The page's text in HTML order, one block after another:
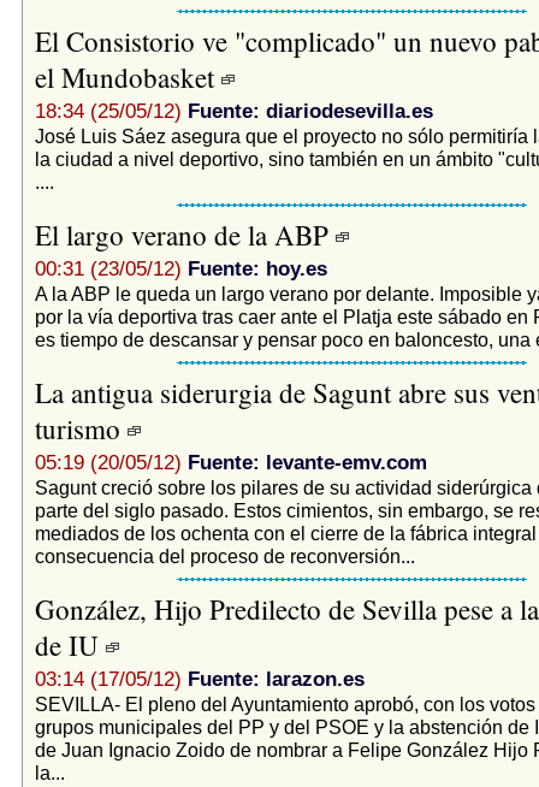
El Consistorio ve "complicado" un nuevo
el Mundobasket
18:34 (25/05/12) Fuente: diariodesevilla.es
José Luis Sáez asegura que el proyecto no sólo permitiría
la ciudad a nivel deportivo, sino también en un ámbito
....
El largo verano de la ABP
00:31 (23/05/12) Fuente: hoy.es
A la ABP le queda un largo verano por delante. Imposible
por la vía deportiva tras caer ante el Platja este sábado en
es tiempo de descansar y pensar poco en baloncesto, una
La antigua siderurgia de Sagunt abre sus
turismo
05:19 (20/05/12) Fuente: levante-emv.com
Sagunt creció sobre los pilares de su actividad siderúrgica
parte del siglo pasado. Estos cimientos, sin embargo, se
mediados de los ochenta con el cierre de la fábrica
consecuencia del proceso de reconversión...
González, Hijo Predilecto de Sevilla pese a
de IU
03:14 (17/05/12) Fuente: larazon.es
SEVILLA- El pleno del Ayuntamiento aprobó, con los
grupos municipales del PP y del PSOE y la abstención de
de Juan Ignacio Zoido de nombrar a Felipe González Hijo
la...